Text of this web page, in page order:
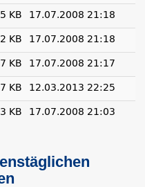
5 KB 17.07.2008 21:18
2 KB 17.07.2008 21:18
7 KB 17.07.2008 21:17
KB 12.03.2013 22:25
3 KB 17.07.2008 21:03